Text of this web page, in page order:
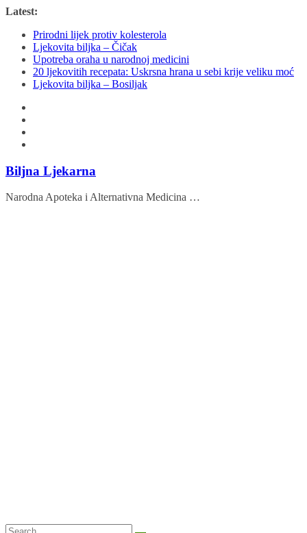
Skip
content
Latest:
Prirodni lijek protiv kolesterola
Ljekovita biljka – Čičak
Upotreba oraha u narodnoj medicini
20 ljekovitih recepata: Uskrsna hrana u sebi krije veliku moć
Ljekovita biljka – Bosiljak
Biljna Ljekarna
Narodna Apoteka i Alternativna Medicina …